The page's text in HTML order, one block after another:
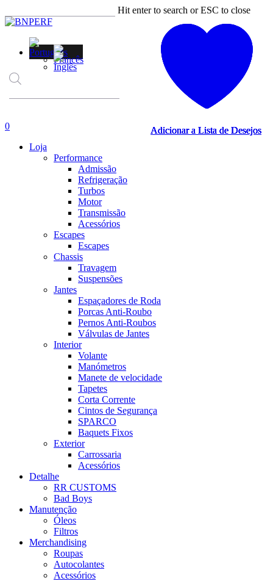
to
content
Hit enter to search or ESC to close
Close
account
0
Loja
Performance
Admissão
Refrigeração
Turbos
Motor
Transmissão
Acessórios
Escapes
Escapes
Chassis
Travagem
Suspensões
Jantes
Espaçadores de Roda
Porcas Anti-Roubo
Pernos Anti-Roubos
Válvulas de Jantes
Interior
Volante
Manómetros
Manete de velocidade
Tapetes
Corta Corrente
Cintos de Segurança
SPARCO
Baquets Fixos
Exterior
Carrossaria
Acessórios
Detalhe
RR CUSTOMS
Bad Boys
Manutenção
Óleos
Filtros
Merchandising
Roupas
Autocolantes
Acessórios
Adicionar a Lista de Desejos
Adicionar a Lista de Desejos
Adicionar a Lista de Desejos
Adicionar a Lista de Desejos